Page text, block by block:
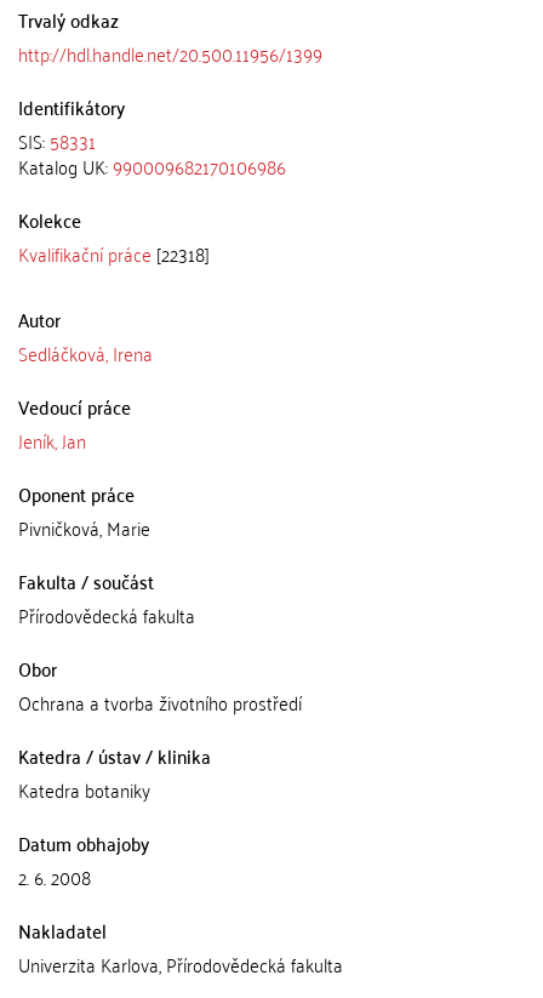
Trvalý odkaz
http://hdl.handle.net/20.500.11956/1399
Identifikátory
SIS:58331
Katalog UK:990009682170106986
Kolekce
Kvalifikační práce [22318]
Autor
Sedláčková, Irena
Vedoucí práce
Jeník, Jan
Oponent práce
Pivničková, Marie
Fakulta / součást
Přírodovědecká fakulta
Obor
Ochrana a tvorba životního prostředí
Katedra / ústav / klinika
Katedra botaniky
Datum obhajoby
2. 6. 2008
Nakladatel
Univerzita Karlova, Přírodovědecká fakulta